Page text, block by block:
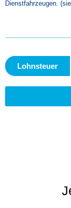
Dienstfahrzeugen.
Lohnsteuer